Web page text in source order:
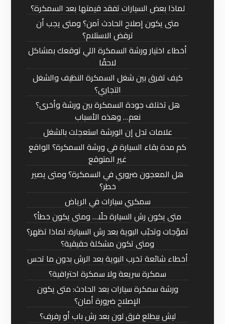
لماذا بعض السيارات تفقد قيمتها بعد السمكرة؟
متى يكون إصلاح الحادث آمن؟ ومتى يجب أن
ترفض الاستلام؟
أخطاء اختيار ورشة السمكرة اللي توقعك بمشاكل
لاحقًا
كيف تفرق بين شغل السمكرة النظيف والشغل
التجاري؟
هل تختلف جودة السمكرة بين ورشة وأخرى؟
نعم… وهذه الأسباب
علامات تدل إن الورشة استعجلت بالشغل
كم مدة بقاء السيارة في ورشة السمكرة؟ الواقع
غير المتوقع
هل المعجون ضروري في السمكرة؟ ومتى يصير
خطر؟
سمكري سيارات في الرياض
متى يكون رش السيارة حلًا… ومتى يكون خطأ؟
تموّجات وتحبّب البوية بعد رش السيارة: لماذا تظهر؟
ومتى تكون مشكلة حقيقية؟
أخطاء شائعة تخرب البوية بعد الرش بدون ما تحس
سمكرة سريعة ولا سمكرة احترافية؟
ورشة سمكرة سيارات بعد الحادث: متى يكون
الإصلاح ضرورة أمان؟
ليش بيطلع فرق لون بعد رش باب أو رفرف؟